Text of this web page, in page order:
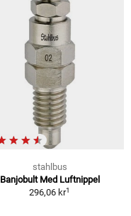
stahlbus
Banjobult Med Luftnippel
296,06 kr1